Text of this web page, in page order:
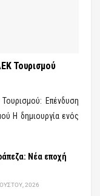
Τουρισμού
Επένδυση
Η δημιουργία ενός
Νέα εποχή
2026